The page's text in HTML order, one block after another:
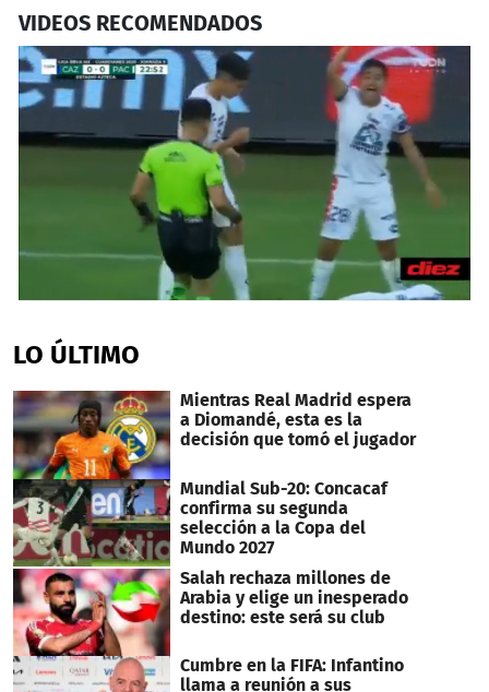
VIDEOS RECOMENDADOS
of
1
10
seconds
LO ÚLTIMO
Mientras Real Madrid espera
a Diomandé, esta es la
decisión que tomó el jugador
Mundial Sub-20: Concacaf
confirma su segunda
selección a la Copa del
Mundo 2027
Salah rechaza millones de
Arabia y elige un inesperado
destino: este será su club
Cumbre en la FIFA: Infantino
llama a reunión a sus